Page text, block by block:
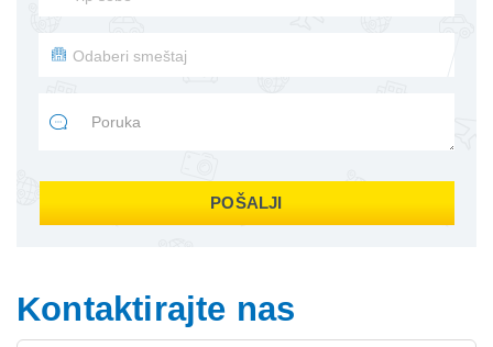
POŠALJI
Kontaktirajte nas